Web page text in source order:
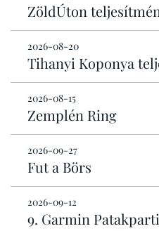
ZöldÚton
2026-08-20
Tihanyi Koponya
2026-08-15
Zemplén Ring
2026-09-27
Fut a Börs
2026-09-12
9. Garmin